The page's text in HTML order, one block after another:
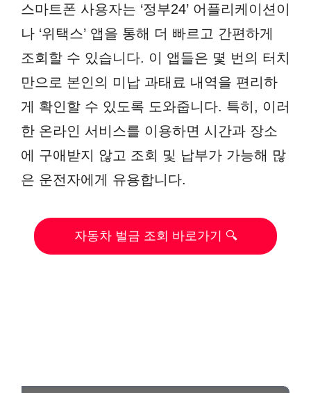
스마트폰 사용자는 ‘정부24’ 어플리케이션이
나 ‘위택스’ 앱을 통해 더 빠르고 간편하게
조회할 수 있습니다. 이 앱들은 몇 번의 터치
만으로 본인의 미납 과태료 내역을 편리하
게 확인할 수 있도록 도와줍니다. 특히, 이러
한 온라인 서비스를 이용하면 시간과 장소
에 구애받지 않고 조회 및 납부가 가능해 많
은 운전자에게 유용합니다.
자동차 벌금 조회 바로가기 🔍